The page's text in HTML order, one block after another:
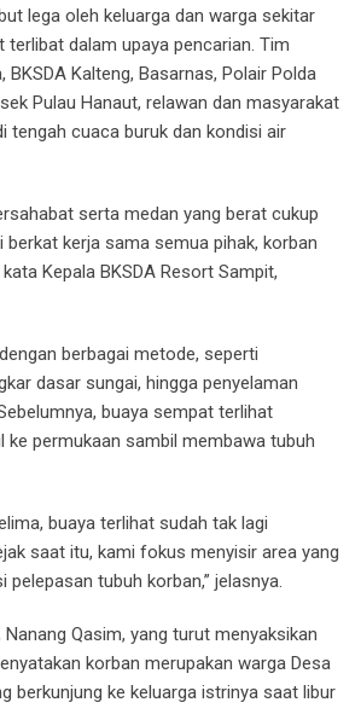
lega oleh keluarga dan warga sekitar
terlibat dalam upaya pencarian. Tim
BKSDA Kalteng, Basarnas, Polair Polda
Pulau Hanaut, relawan dan masyarakat
tengah cuaca buruk dan kondisi air
serta medan yang berat cukup
berkat kerja sama semua pihak, korban
Kepala BKSDA Resort Sampit,
berbagai metode, seperti
dasar sungai, hingga penyelaman
buaya sempat terlihat
ke permukaan sambil membawa tubuh
buaya terlihat sudah tak lagi
saat itu, kami fokus menyisir area yang
pelepasan tubuh korban,” jelasnya.
Nanang Qasim, yang turut menyaksikan
korban merupakan warga Desa
berkunjung ke keluarga istrinya saat libur